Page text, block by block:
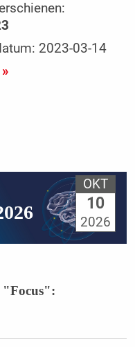
2023-03-14
OKT
10
2026
"Focus":